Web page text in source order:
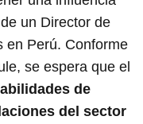
un Director de
en Perú. Conforme
se espera que el
de
del sector